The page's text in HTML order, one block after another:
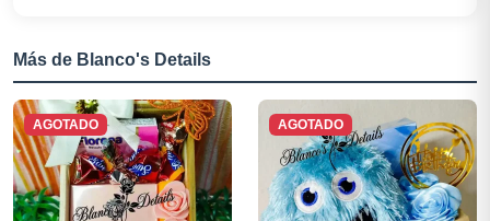
Más de Blanco's Details
AGOTADO AGOTADO